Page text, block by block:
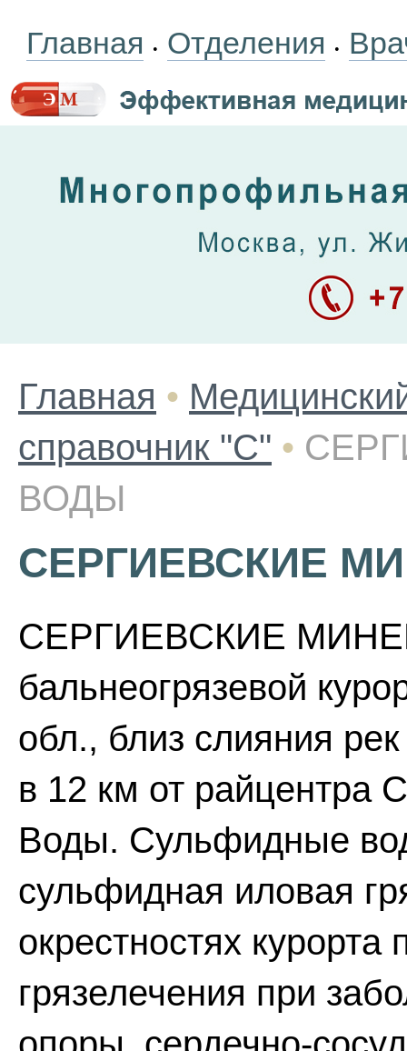
Главная • Отделения •
Главная •
справочник "С" •
ВОДЫ
СЕРГИЕВСКИЕ
СЕРГИЕВСКИЕ
бальнеогрязевой
обл., близ слияния
в 12 км от райцентра
Воды. Сульфидные
сульфидная иловая
окрестностях
грязелечения при